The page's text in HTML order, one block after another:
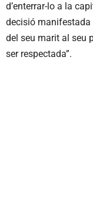
d’enterrar-lo a la
decisió manifestada
del seu marit al seu
ser respectada”.